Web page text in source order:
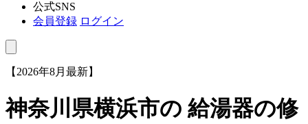
公式SNS
会員登録 ログイン
【2026年8月最新】
神奈川県横浜市の 給湯器の修